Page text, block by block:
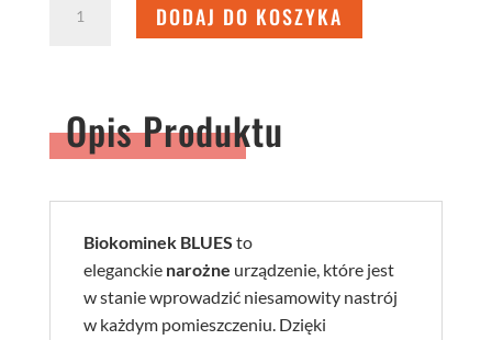
BLUES
DODAJ DO KOSZYKA
Opis Produktu
Biokominek BLUES to
eleganckie narożne urządzenie, które jest
w stanie wprowadzić niesamowity nastrój
w każdym pomieszczeniu. Dzięki